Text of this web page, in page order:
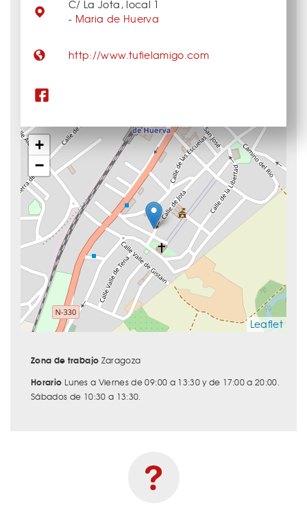
+
−
Leaflet
C/ La Jota, local 1
- Maria de Huerva
http://www.tufielamigo.com
Zona de trabajo Zaragoza
Horario Lunes a Viernes de 09:00 a 13:30 y de 17:00 a 20:00.
Sábados de 10:30 a 13:30.